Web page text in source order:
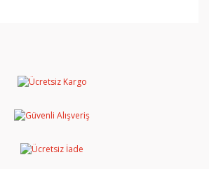
Yorum Yaz
eksik bilgiler bulunuyor.